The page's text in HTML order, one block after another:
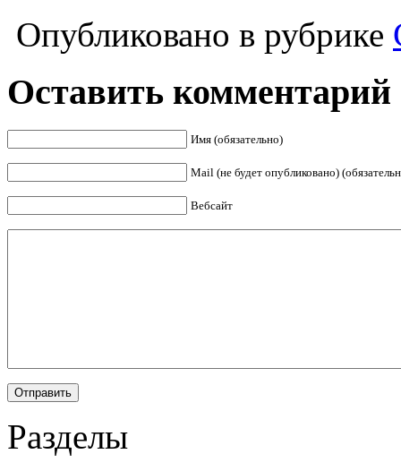
Опубликовано в рубрике
Оставить комментарий
Имя (обязательно)
Mail (не будет опубликовано)
Вебсайт
Разделы